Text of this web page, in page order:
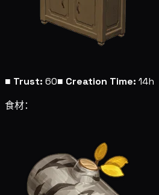
■ Trust: 60■ Creation Time: 14h
食材：